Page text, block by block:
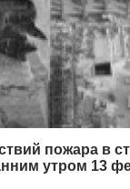
пожара в
утром 13